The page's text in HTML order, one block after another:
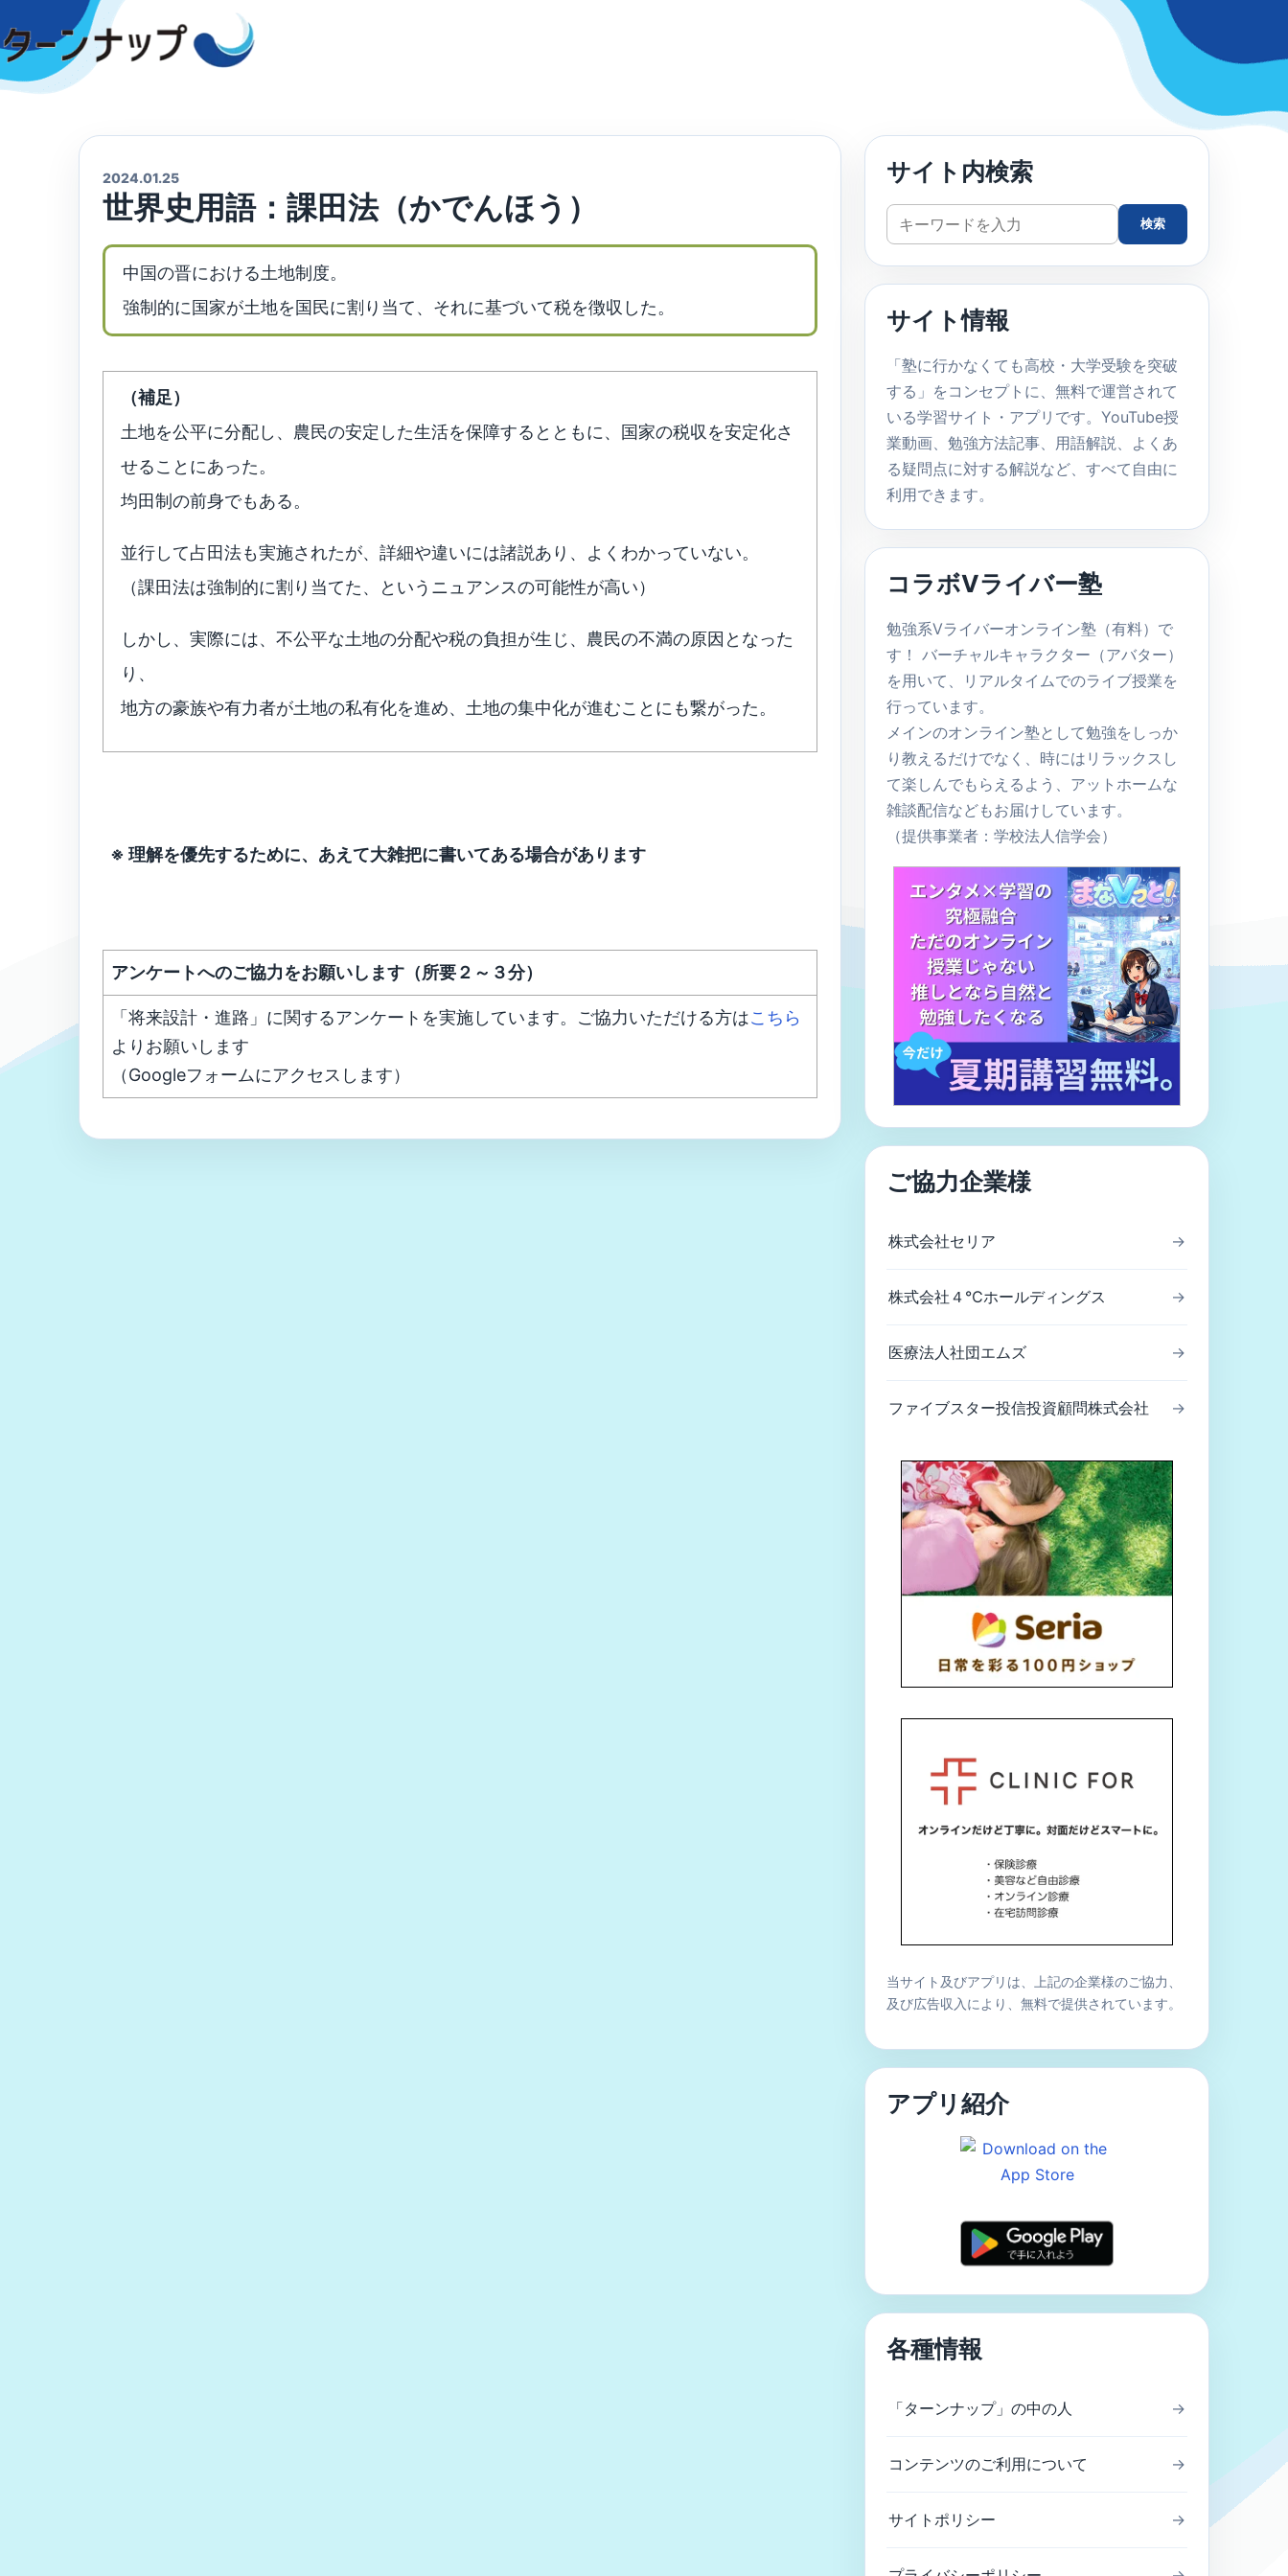
to
content
2024.01.25
世界史用語：課田法（かでんほう）
中国の晋における土地制度。
強制的に国家が土地を国民に割り当て、それに基づいて税を徴収した。
（補足）
土地を公平に分配し、農民の安定した生活を保障するとともに、国家の税収を安定化さ
せることにあった。
均田制の前身でもある。
並行して占田法も実施されたが、詳細や違いには諸説あり、よくわかっていない。
（課田法は強制的に割り当てた、というニュアンスの可能性が高い）
しかし、実際には、不公平な土地の分配や税の負担が生じ、農民の不満の原因となった
り、
地方の豪族や有力者が土地の私有化を進め、土地の集中化が進むことにも繋がった。
※ 理解を優先するために、あえて大雑把に書いてある場合があります
アンケートへのご協力をお願いします（所要２～３分）
「将来設計・進路」に関するアンケートを実施しています。ご協力いただける方はこちら
よりお願いします
（Googleフォームにアクセスします）
サイト内検索
サ
イ
ト
検
検索
サイト情報
「塾に行かなくても高校・大学受験を突破
する」をコンセプトに、無料で運営されて
いる学習サイト・アプリです。YouTube授
業動画、勉強方法記事、用語解説、よくあ
る疑問点に対する解説など、すべて自由に
利用できます。
コラボVライバー塾
勉強系Vライバーオンライン塾（有料）で
す！ バーチャルキャラクター（アバター）
を用いて、リアルタイムでのライブ授業を
行っています。
メインのオンライン塾として勉強をしっか
り教えるだけでなく、時にはリラックスし
て楽しんでもらえるよう、アットホームな
雑談配信などもお届けしています。
（提供事業者：学校法人信学会）
ご協力企業様
株式会社セリア →
株式会社４℃ホールディングス →
医療法人社団エムズ →
ファイブスター投信投資顧問株式会社 →
当サイト及びアプリは、上記の企業様のご協力、
及び広告収入により、無料で提供されています。
アプリ紹介
各種情報
「ターンナップ」の中の人 →
コンテンツのご利用について →
サイトポリシー →